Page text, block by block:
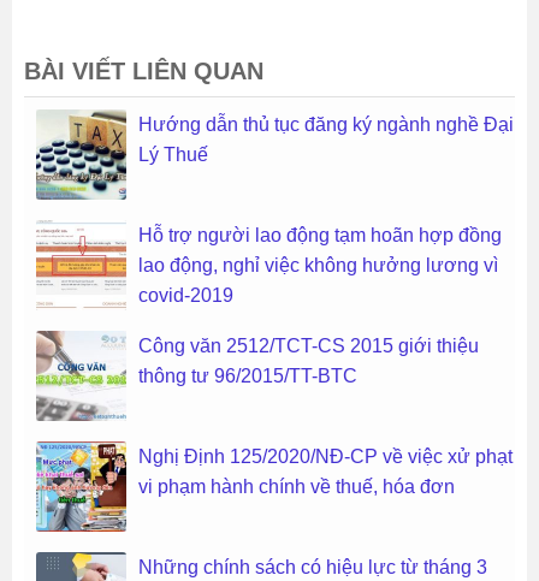
BÀI VIẾT LIÊN QUAN
Hướng dẫn thủ tục đăng ký ngành nghề Đại
Lý Thuế
Hỗ trợ người lao động tạm hoãn hợp đồng
lao động, nghỉ việc không hưởng lương vì
covid-2019
Công văn 2512/TCT-CS 2015 giới thiệu
thông tư 96/2015/TT-BTC
Nghị Định 125/2020/NĐ-CP về việc xử phạt
vi phạm hành chính về thuế, hóa đơn
Những chính sách có hiệu lực từ tháng 3